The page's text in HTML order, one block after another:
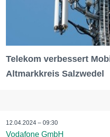
Telekom verbessert
Altmarkkreis Salzwedel
12.04.2024 – 09:30
Vodafone GmbH